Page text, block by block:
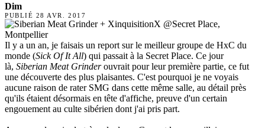
Dim
PUBLIÉ 28 AVR. 2017
Il y a un an, je faisais un report sur le meilleur groupe de HxC du
monde (Sick Of It All) qui passait à la Secret Place. Ce jour
là, Siberian Meat Grinderouvrait pour leur première partie, ce fut
une découverte des plus plaisantes. C'est pourquoi je ne voyais
aucune raison de rater SMG dans cette même salle, au détail près
qu'ils étaient désormais en tête d'affiche, preuve d'un certain
engouement au culte sibérien dont j'ai pris part.